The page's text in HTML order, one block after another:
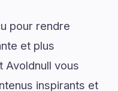
pour rendre
et plus
Avoldnull vous
inspirants et